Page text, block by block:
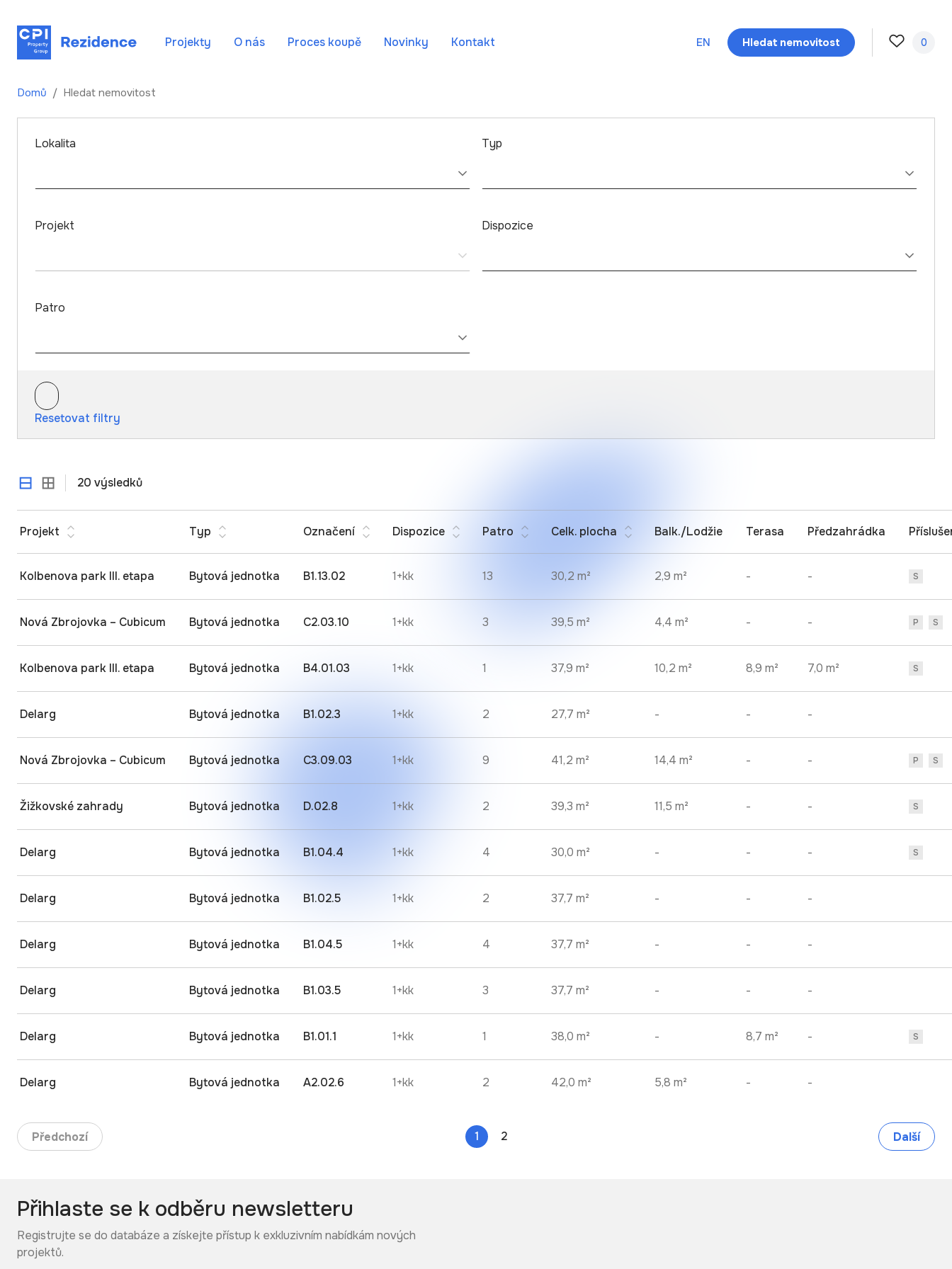
Projekty O nás Proces koupě Novinky Kontakt EN Hledat nemovitost 0
Domů Hledat nemovitost
Lokalita Typ
Projekt Dispozice
Patro
Resetovat filtry
20 výsledků
Projekt Typ Označení Dispozice Patro Celk. plocha Balk./Lodžie Terasa Předzahrádka
Kolbenova park III. etapa Bytová jednotka B1.13.02 1+kk 13 30,2 m² 2,9 m² - - S
Nová Zbrojovka – Cubicum Bytová jednotka C2.03.10 1+kk 3 39,5 m² 4,4 m² - - P S
Kolbenova park III. etapa Bytová jednotka B4.01.03 1+kk 1 37,9 m² 10,2 m² 8,9 m² 7,0 m² S
Delarg Bytová jednotka B1.02.3 1+kk 2 27,7 m² - - -
Nová Zbrojovka – Cubicum Bytová jednotka C3.09.03 1+kk 9 41,2 m² 14,4 m² - - P S
Žižkovské zahrady Bytová jednotka D.02.8 1+kk 2 39,3 m² 11,5 m² - - S
Delarg Bytová jednotka B1.04.4 1+kk 4 30,0 m² - - - S
Delarg Bytová jednotka B1.02.5 1+kk 2 37,7 m² - - -
Delarg Bytová jednotka B1.04.5 1+kk 4 37,7 m² - - -
Delarg Bytová jednotka B1.03.5 1+kk 3 37,7 m² - - -
Delarg Bytová jednotka B1.01.1 1+kk 1 38,0 m² - 8,7 m² - S
Delarg Bytová jednotka A2.02.6 1+kk 2 42,0 m² 5,8 m² - -
Předchozí 1 2 Další
Přihlaste se k odběru newsletteru
Registrujte se do databáze a získejte přístup k exkluzivním nabídkám nových
projektů.